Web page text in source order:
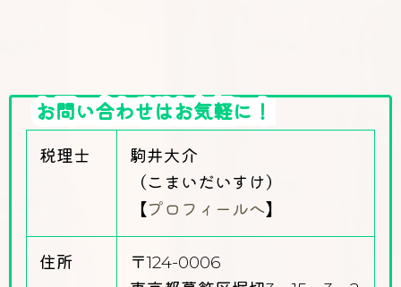
お問い合わせはお気軽に！
税理士
駒井大介
（こまいだいすけ）
【プロフィールへ】
住所
〒124-0006